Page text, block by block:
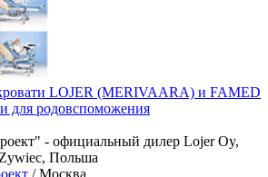
LOJER (MERIVAARA) и FAMED
для родовспоможения
- официальный дилер Lojer Oy,
Польша
/ Москва